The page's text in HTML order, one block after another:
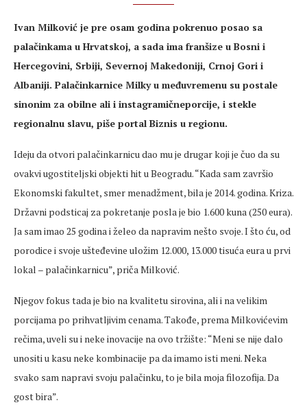
Ivan Milković je pre osam godina pokrenuo posao sa
palačinkama u Hrvatskoj, a sada ima franšize u Bosni i
Hercegovini, Srbiji, Severnoj Makedoniji, Crnoj Gori i
Albaniji. Palačinkarnice Milky u međuvremenu su postale
sinonim za obilne ali i instagramičneporcije, i stekle
regionalnu slavu, piše portal Biznis u regionu.
Ideju da otvori palačinkarnicu dao mu je drugar koji je čuo da su
ovakvi ugostiteljski objekti hit u Beogradu. “Kada sam završio
Ekonomski fakultet, smer menadžment, bila je 2014. godina. Kriza.
Državni podsticaj za pokretanje posla je bio 1.600 kuna (250 eura).
Ja sam imao 25 godina i želeo da napravim nešto svoje. I što ću, od
porodice i svoje ušteđevine uložim 12.000, 13.000 tisuća eura u prvi
lokal – palačinkarnicu”, priča Milković.
Njegov fokus tada je bio na kvalitetu sirovina, ali i na velikim
porcijama po prihvatljivim cenama. Takođe, prema Milkovićevim
rečima, uveli su i neke inovacije na ovo tržište: “Meni se nije dalo
unositi u kasu neke kombinacije pa da imamo isti meni. Neka
svako sam napravi svoju palačinku, to je bila moja filozofija. Da
gost bira”.